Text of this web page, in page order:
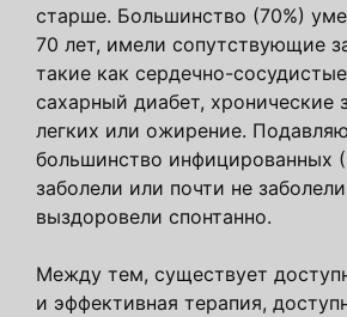
старше. Большинство (70%)
70 лет, имели сопутствующие
такие как сердечно-
сахарный диабет, хронические
легких или ожирение.
большинство инфицированных
заболели или почти не
выздоровели спонтанно.
Между тем, существует
и эффективная терапия,